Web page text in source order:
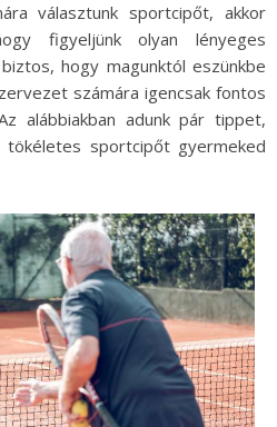
választunk sportcipőt, akkor
figyeljünk olyan lényeges
hogy magunktól eszünkbe
számára igencsak fontos
alábbiakban adunk pár tippet,
sportcipőt gyermeked